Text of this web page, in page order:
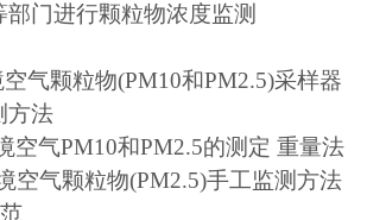
门进行颗粒物浓度监测
空气颗粒物(PM10和PM2.5)采样器
方法
空气PM10和PM2.5的测定 重量法
空气颗粒物(PM2.5)手工监测方法